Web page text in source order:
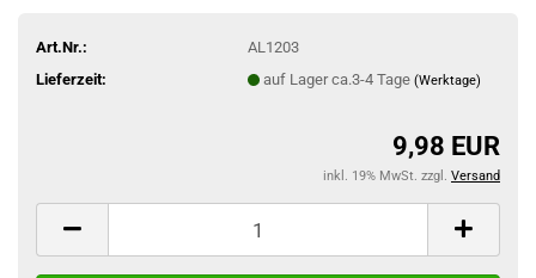
Art.Nr.:
AL1203
Lieferzeit:
auf Lager ca.3-4 Tage (Werktage)
9,98 EUR
inkl. 19% MwSt. zzgl. Versand